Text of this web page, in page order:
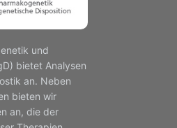
und
bietet Analysen
an. Neben
bieten wir
an, die der